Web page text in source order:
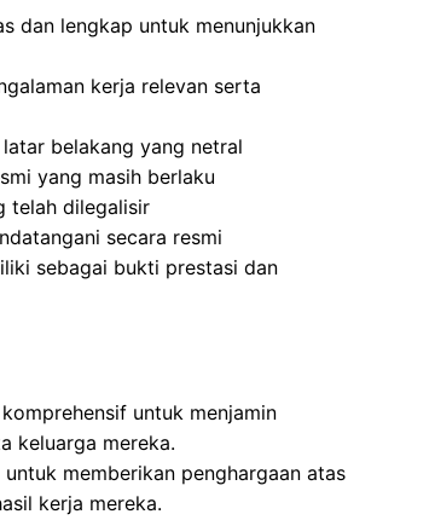
dan lengkap untuk menunjukkan
kerja relevan serta
belakang yang netral
yang masih berlaku
telah dilegalisir
secara resmi
sebagai bukti prestasi dan
untuk menjamin
keluarga mereka.
memberikan penghargaan atas
kerja mereka.